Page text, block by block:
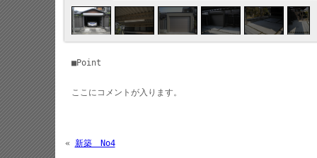
■Point
ここにコメントが入ります。
« 新築 No4